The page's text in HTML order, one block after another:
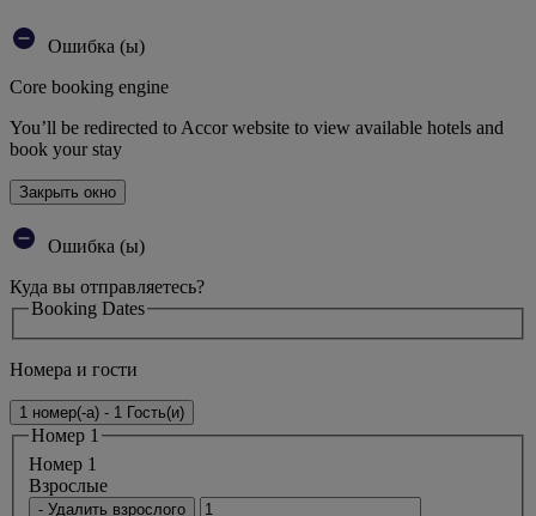
Ошибка (ы)
Core booking engine
You’ll be redirected to Accor website to view available hotels and
book your stay
Закрыть окно
Ошибка (ы)
Куда вы отправляетесь?
Booking Dates
Номера и гости
1 номер(-а) - 1 Гость(и)
Номер 1
Номер 1
Bзрослые
- Удалить взрослого